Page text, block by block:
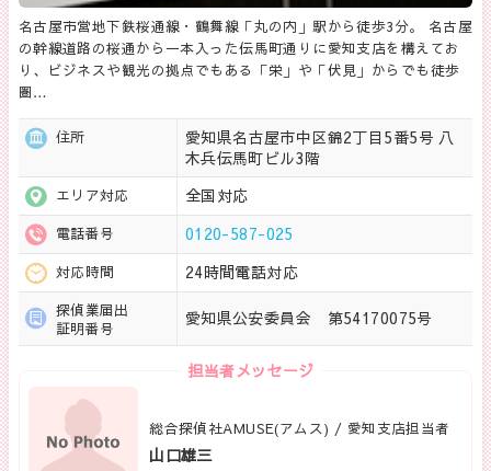
名古屋市営地下鉄桜通線・鶴舞線「丸の内」駅から徒歩3分。 名古屋
の幹線道路の桜通から一本入った伝馬町通りに愛知支店を構えてお
り、ビジネスや観光の拠点でもある「栄」や「伏見」からでも徒歩
圏…
住所
愛知県名古屋市中区錦2丁目5番5号 八
木兵伝馬町ビル3階
エリア対応 全国対応
電話番号 0120-587-025
対応時間 24時間電話対応
探偵業届出
証明番号
愛知県公安委員会 第54170075号
担当者メッセージ
総合探偵社AMUSE(アムス) / 愛知支店担当者
山口雄三